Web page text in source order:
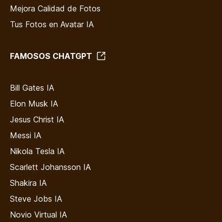
Mejora Calidad de Fotos
Tus Fotos en Avatar IA
FAMOSOS CHATGPT
Bill Gates IA
Elon Musk IA
Jesus Christ IA
Messi IA
Nikola Tesla IA
Scarlett Johansson IA
Shakira IA
Steve Jobs IA
Novio Virtual IA